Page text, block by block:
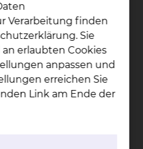
Braunschweig
Verarbeitung finden
Sie
erlaubten Cookies
anpassen und
erreichen Sie
Link am Ende der